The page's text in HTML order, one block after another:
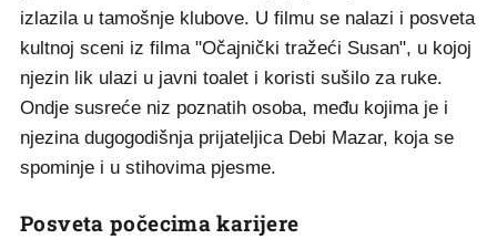
izlazila u tamošnje klubove. U filmu se nalazi i posveta
kultnoj sceni iz filma "Očajnički tražeći Susan", u kojoj
njezin lik ulazi u javni toalet i koristi sušilo za ruke.
Ondje susreće niz poznatih osoba, među kojima je i
njezina dugogodišnja prijateljica Debi Mazar, koja se
spominje i u stihovima pjesme.
Posveta počecima karijere